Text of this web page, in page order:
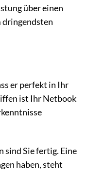
über einen
dringendsten
er perfekt in Ihr
ist Ihr Netbook
sind Sie fertig. Eine
haben, steht